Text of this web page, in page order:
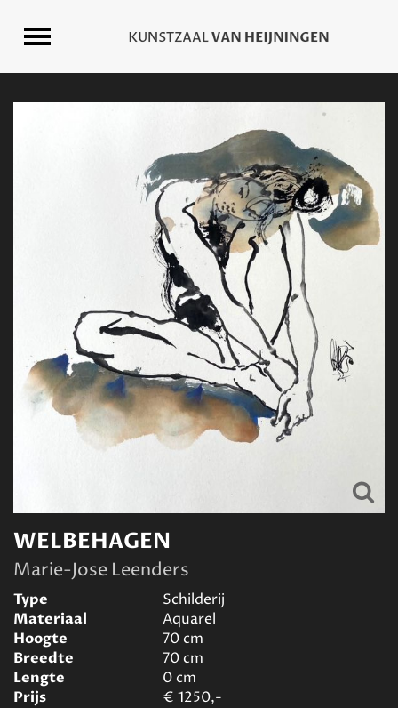
WELBEHAGEN
Marie-Jose Leenders
Type
Schilderij
Materiaal
Aquarel
Hoogte
70cm
Breedte
70cm
Lengte
0cm
Prijs
€ 1250,-